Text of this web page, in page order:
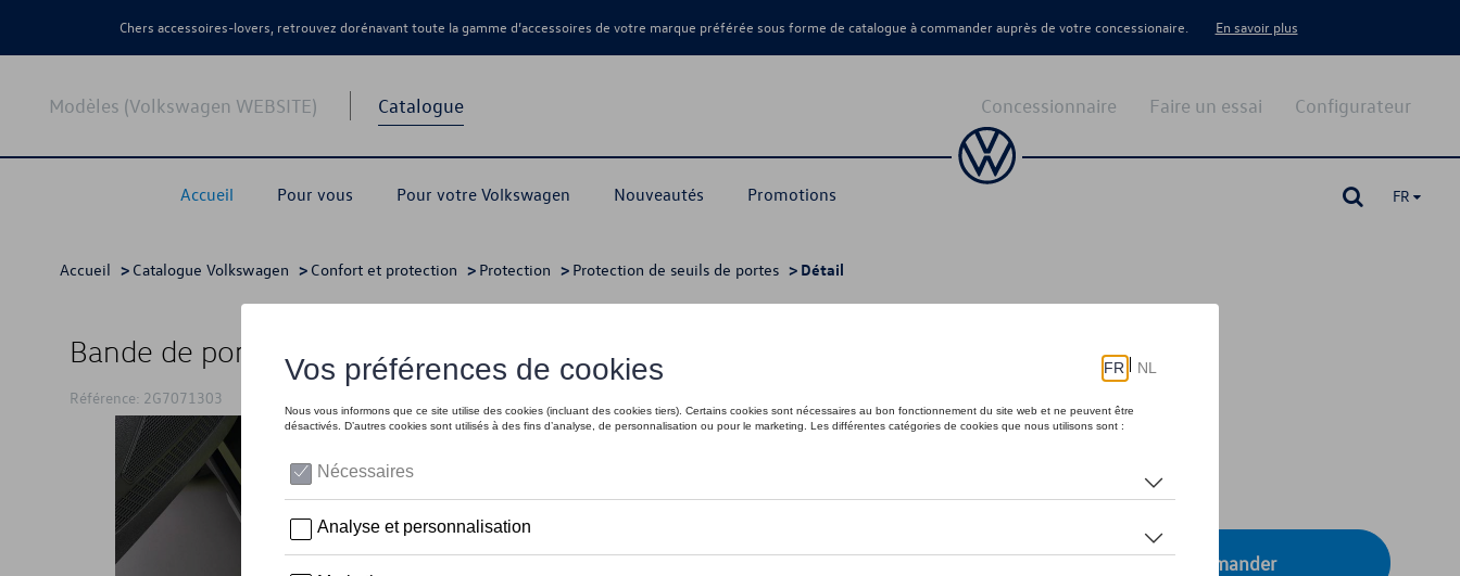
Chers accessoires-lovers, retrouvez dorénavant toute la gamme d’accessoires de votre marque préférée sous forme de catalogue à commander auprès de votre concessionaire. En savoir plus
Modèles (Volkswagen WEBSITE) Catalogue
Accueil Pour vous Pour votre Volkswagen Nouveautés Promotions
Configurateur
Faire un essai
Concessionnaire
FR
Accueil > Catalogue Volkswagen > Confort et protection > Protection > Protection de seuils de portes > Détail
Bande de porte, Avant, aluminium, avec inscription
Référence: 2G7071303
En stock
Contactez votre concessionnaire pour commander